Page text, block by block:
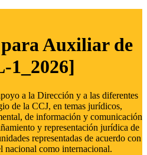
Auxiliar de
a la Dirección y a las diferentes
de la CCJ, en temas jurídicos,
de información y comunicación
y representación jurídica de
representadas de acuerdo con
nacional como internacional.